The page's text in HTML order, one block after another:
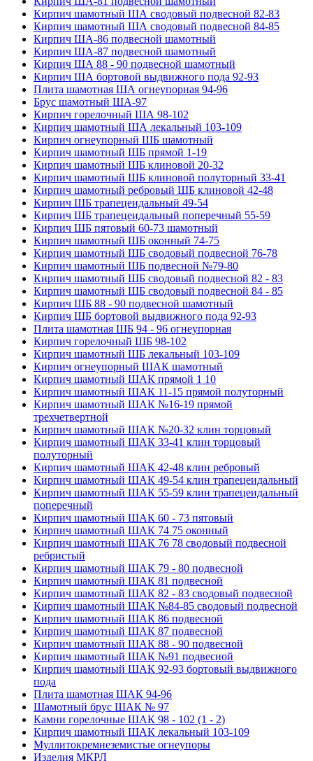
Кирпич шамотный ША сводовый подвесной 82-83
Кирпич шамотный ША сводовый подвесной 84-85
Кирпич ША-86 подвесной шамотный
Кирпич ША-87 подвесной шамотный
Кирпич ША 88 - 90 подвесной шамотный
Кирпич ША бортовой выдвижного пода 92-93
Плита шамотная ША огнеупорная 94-96
Брус шамотный ША-97
Кирпич горелочный ША 98-102
Кирпич шамотный ША лекальный 103-109
Кирпич огнеупорный ШБ шамотный
Кирпич шамотный ШБ прямой 1-19
Кирпич шамотный ШБ клиновой 20-32
Кирпич шамотный ШБ клиновой полуторный 33-41
Кирпич шамотный ребровый ШБ клиновой 42-48
Кирпич ШБ трапецеидальный 49-54
Кирпич ШБ трапецеидальный поперечный 55-59
Кирпич ШБ пятовый 60-73 шамотный
Кирпич шамотный ШБ оконный 74-75
Кирпич шамотный ШБ сводовый подвесной 76-78
Кирпич шамотный ШБ подвесной №79-80
Кирпич шамотный ШБ сводовый подвесной 82 - 83
Кирпич шамотный ШБ сводовый подвесной 84 - 85
Кирпич ШБ 88 - 90 подвесной шамотный
Кирпич ШБ бортовой выдвижного пода 92-93
Плита шамотная ШБ 94 - 96 огнеупорная
Кирпич горелочный ШБ 98-102
Кирпич шамотный ШБ лекальный 103-109
Кирпич огнеупорный ШАК шамотный
Кирпич шамотный ШАК прямой 1 10
Кирпич шамотный ШАК 11-15 прямой полуторный
Кирпич шамотный ШАК №16-19 прямой
трехчетвертной
Кирпич шамотный ШАК №20-32 клин торцовый
Кирпич шамотный ШАК 33-41 клин торцовый
полуторный
Кирпич шамотный ШАК 42-48 клин ребровый
Кирпич шамотный ШАК 49-54 клин трапецеидальный
Кирпич шамотный ШАК 55-59 клин трапецеидальный
поперечный
Кирпич шамотный ШАК 60 - 73 пятовый
Кирпич шамотный ШАК 74 75 оконный
Кирпич шамотный ШАК 76 78 сводовый подвесной
ребристый
Кирпич шамотный ШАК 79 - 80 подвесной
Кирпич шамотный ШАК 81 подвесной
Кирпич шамотный ШАК 82 - 83 сводовый подвесной
Кирпич шамотный ШАК №84-85 сводовый подвесной
Кирпич шамотный ШАК 86 подвесной
Кирпич шамотный ШАК 87 подвесной
Кирпич шамотный ШАК 88 - 90 подвесной
Кирпич шамотный ШАК №91 подвесной
Кирпич шамотный ШАК 92-93 бортовый выдвижного
пода
Плита шамотная ШАК 94-96
Шамотный брус ШАК № 97
Камни горелочные ШАК 98 - 102 (1 - 2)
Кирпич шамотный ШАК лекальный 103-109
Муллито­­кремнеземистые огнеупоры
Изделия МКРЛ